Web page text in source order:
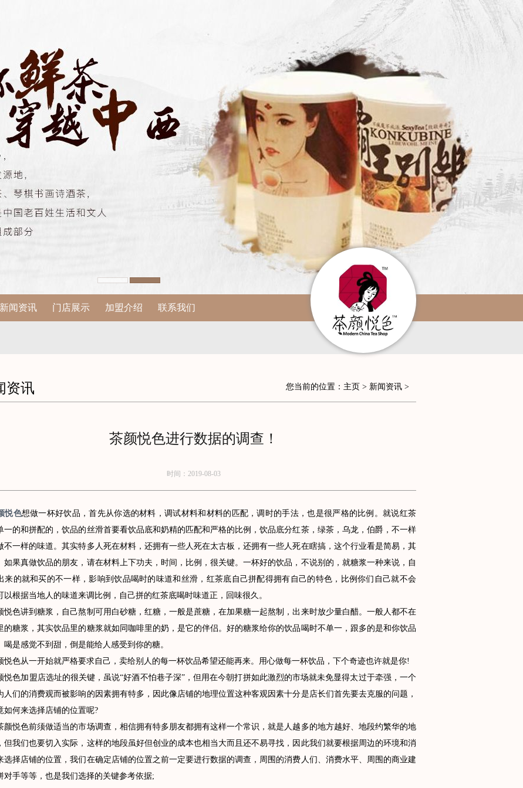
新闻资讯 门店展示 加盟介绍 联系我们
资讯 您当前的位置： 主页 > 新闻资讯 >
茶颜悦色进行数据的调查！
时间：2019-08-03
悦色想做一杯好饮品，首先从你选的材料，调试材料和材料的匹配，调时的手法，也是很严格的比例。就说红茶
一的和拼配的，饮品的丝滑首要看饮品底和奶精的匹配和严格的比例，饮品底分红茶，绿茶，乌龙，伯爵，不一样
不一样的味道。其实特多人死在材料，还拥有一些人死在太古板，还拥有一些人死在瞎搞，这个行业看是简易，其
如果真做饮品的朋友，请在材料上下功夫，时间，比例，很关键。一杯好的饮品，不说别的，就糖浆一种来说，自
来的就和买的不一样，影响到饮品喝时的味道和丝滑，红茶底自己拼配得拥有自己的特色，比例你们自己就不会
以根据当地人的味道来调比例，自己拼的红茶底喝时味道正，回味很久。
讲到糖浆，自己熬制可用白砂糖，红糖，一般是蔗糖，在加果糖一起熬制，出来时放少量白醋。一般人都不在
的糖浆，其实饮品里的糖浆就如同咖啡里的奶，是它的伴侣。好的糖浆给你的饮品喝时不单一，跟多的是和你饮品
喝是感觉不到甜，倒是能给人感受到你的糖。
从一开始就严格要求自己，卖给别人的每一杯饮品希望还能再来。用心做每一杯饮品，下个奇迹也许就是你!
加盟店选址的很关键，虽说“好酒不怕巷子深”，但用在今朝打拼如此激烈的市场就未免显得太过于牵强，一个
人们的消费观而被影响的因素拥有特多，因此像店铺的地理位置这种客观因素十分是店长们首先要去克服的问题，
如何来选择店铺的位置呢?
色前须做适当的市场调查，相信拥有特多朋友都拥有这样一个常识，就是人越多的地方越好、地段约繁华的地
但我们也要切入实际，这样的地段虽好但创业的成本也相当大而且还不易寻找，因此我们就要根据周边的环境和消
选择店铺的位置，我们在确定店铺的位置之前一定要进行数据的调查，周围的消费人们、消费水平、周围的商业建
对手等等，也是我们选择的关键参考依据;